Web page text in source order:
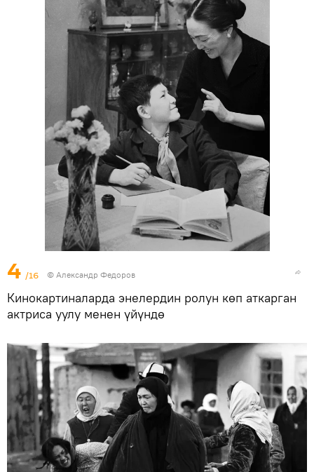
4 /16 © Александр Федоров
Кинокартиналарда энелердин ролун көп аткарган
актриса уулу менен үйүндө